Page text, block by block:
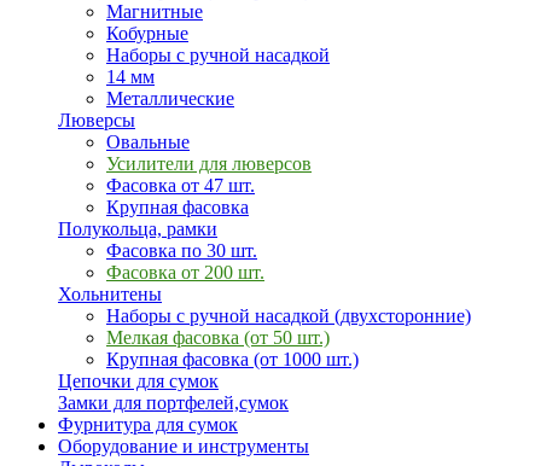
Магнитные
Кобурные
Наборы с ручной насадкой
14 мм
Металлические
Люверсы
Овальные
Усилители для люверсов
Фасовка от 47 шт.
Крупная фасовка
Полукольца, рамки
Фасовка по 30 шт.
Фасовка от 200 шт.
Хольнитены
Наборы с ручной насадкой (двухсторонние)
Мелкая фасовка (от 50 шт.)
Крупная фасовка (от 1000 шт.)
Цепочки для сумок
Замки для портфелей,сумок
Фурнитура для сумок
Оборудование и инструменты